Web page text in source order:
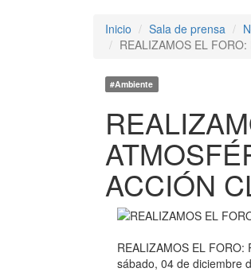
Inicio Sala de prensa
REALIZAMOS EL
#Ambiente
ACCIÓN
REALIZAMOS EL FORO:
sábado, 04 de diciembre